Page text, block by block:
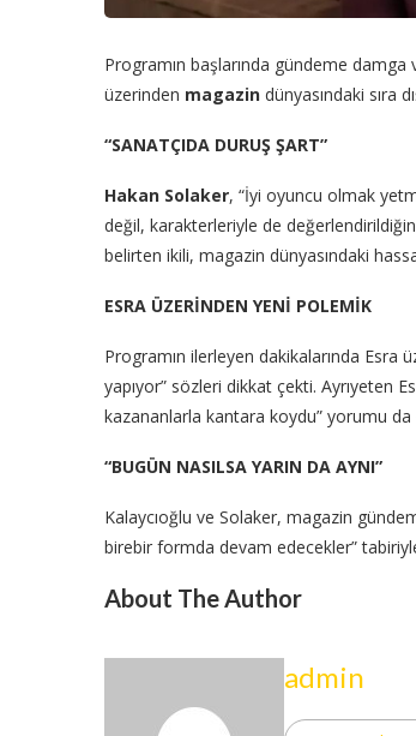
Programın başlarında gündeme damga
üzerinden magazin dünyasındaki sıra
“SANATÇIDA DURUŞ ŞART”
Hakan Solaker, “İyi oyuncu olmak
değil, karakterleriyle de
belirten ikili, magazin dünyasındaki
ESRA ÜZERİNDEN YENİ POLEMİK
Programın ilerleyen dakikalarında Esra
yapıyor” sözleri dikkat çekti. Ayrıyeten
kazananlarla kantara koydu” yorumu da
“BUGÜN NASILSA YARIN DA AYNI”
Kalaycıoğlu ve Solaker, magazin
birebir formda devam edecekler”
About The Author
admin